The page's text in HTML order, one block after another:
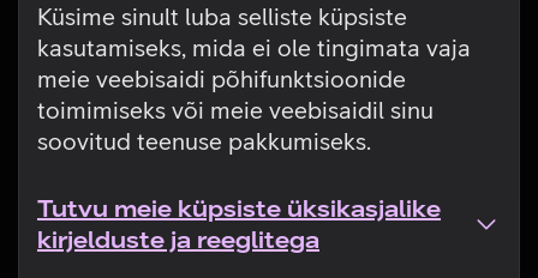
Küsime sinult luba selliste küpsiste
kasutamiseks, mida ei ole tingimata vaja
meie veebisaidi põhifunktsioonide
toimimiseks või meie veebisaidil sinu
soovitud teenuse pakkumiseks.
Tutvu meie küpsiste üksikasjalike
kirjelduste ja reeglitega
Tehniline viga